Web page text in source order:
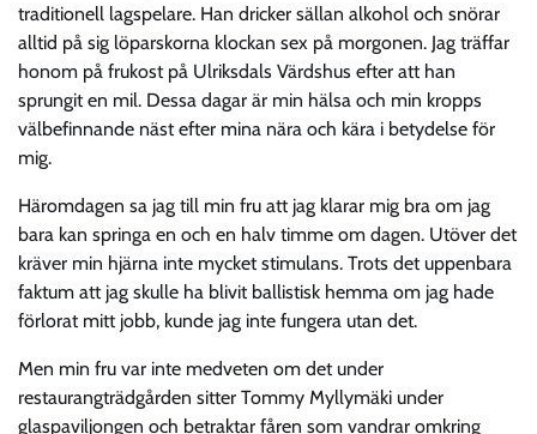
traditionell lagspelare. Han dricker sällan alkohol och snörar
alltid på sig löparskorna klockan sex på morgonen. Jag träffar
honom på frukost på Ulriksdals Värdshus efter att han
sprungit en mil. Dessa dagar är min hälsa och min kropps
välbefinnande näst efter mina nära och kära i betydelse för
mig.
Häromdagen sa jag till min fru att jag klarar mig bra om jag
bara kan springa en och en halv timme om dagen. Utöver det
kräver min hjärna inte mycket stimulans. Trots det uppenbara
faktum att jag skulle ha blivit ballistisk hemma om jag hade
förlorat mitt jobb, kunde jag inte fungera utan det.
Men min fru var inte medveten om det under
restaurangträdgården sitter Tommy Myllymäki under
glaspaviljongen och betraktar fåren som vandrar omkring